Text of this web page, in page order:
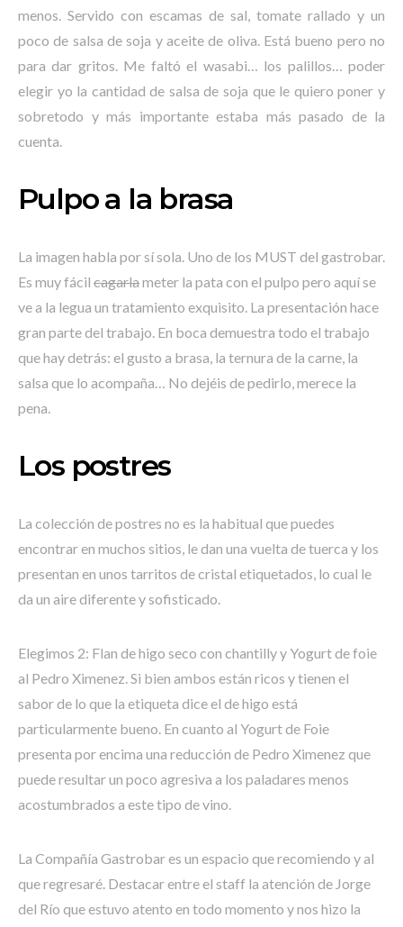
menos. Servido con escamas de sal, tomate rallado y un
poco de salsa de soja y aceite de oliva. Está bueno pero no
para dar gritos. Me faltó el wasabi… los palillos… poder
elegir yo la cantidad de salsa de soja que le quiero poner y
sobretodo y más importante estaba más pasado de la
cuenta.
Pulpo a la brasa
La imagen habla por sí sola. Uno de los MUST del gastrobar.
Es muy fácil cagarlameter la pata con el pulpo pero aquí se
ve a la legua un tratamiento exquisito. La presentación hace
gran parte del trabajo. En boca demuestra todo el trabajo
que hay detrás: el gusto a brasa, la ternura de la carne, la
salsa que lo acompaña… No dejéis de pedirlo, merece la
pena.
Los postres
La colección de postres no es la habitual que puedes
encontrar en muchos sitios, le dan una vuelta de tuerca y los
presentan en unos tarritos de cristal etiquetados, lo cual le
da un aire diferente y sofisticado.
Elegimos 2: Flan de higo seco con chantilly y Yogurt de foie
al Pedro Ximenez. Si bien ambos están ricos y tienen el
sabor de lo que la etiqueta dice el de higo está
particularmente bueno. En cuanto al Yogurt de Foie
presenta por encima una reducción de Pedro Ximenez que
puede resultar un poco agresiva a los paladares menos
acostumbrados a este tipo de vino.
La Compañía Gastrobar es un espacio que recomiendo y al
que regresaré. Destacar entre el staff la atención de Jorge
del Río que estuvo atento en todo momento y nos hizo la